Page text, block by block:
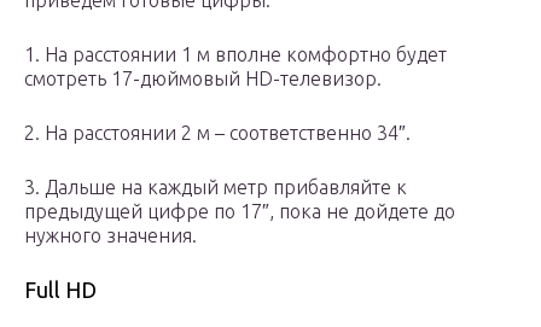
1. На расстоянии 1 м вполне комфортно будет
смотреть 17-дюймовый HD-телевизор.
2. На расстоянии 2 м – соответственно 34″.
3. Дальше на каждый метр прибавляйте к
предыдущей цифре по 17″, пока не дойдете до
нужного значения.
Full HD